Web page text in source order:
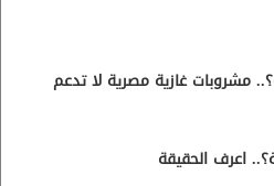
غازية مصرية لا تدعم
اعرف الحقيقة